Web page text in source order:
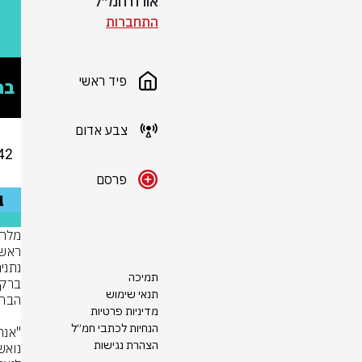
התחברות
פיד ראשי
צבע אדום
פרסם
תמיכה
תנאי שימוש
מדיניות פרטיות
הנחיות לכתבי חמ״ל
הצהרת נגישות